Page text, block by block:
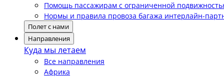
Помощь пассажирам с ограниченной
Нормы и правила провоза багажа интерлайн-
Полет с нами
Направления
Куда мы летаем
Все направления
Африка